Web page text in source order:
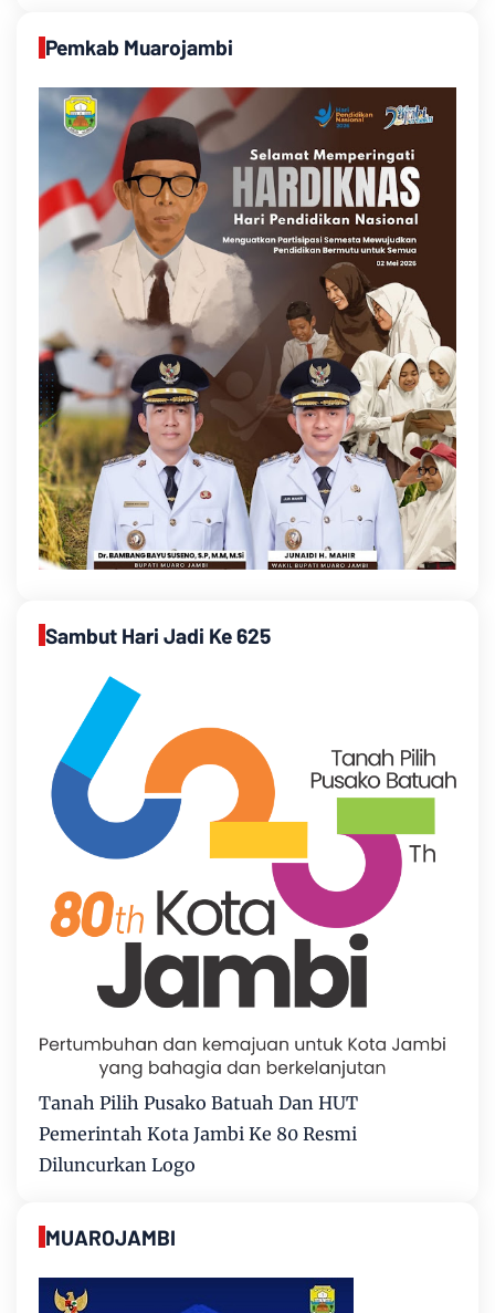
Pemkab Muarojambi
Sambut Hari Jadi Ke 625
Tanah Pilih Pusako Batuah Dan HUT
Pemerintah Kota Jambi Ke 80 Resmi
Diluncurkan Logo
MUAROJAMBI